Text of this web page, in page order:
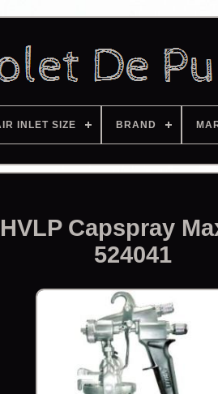
INLET SIZE BRAND
Capspray
524041